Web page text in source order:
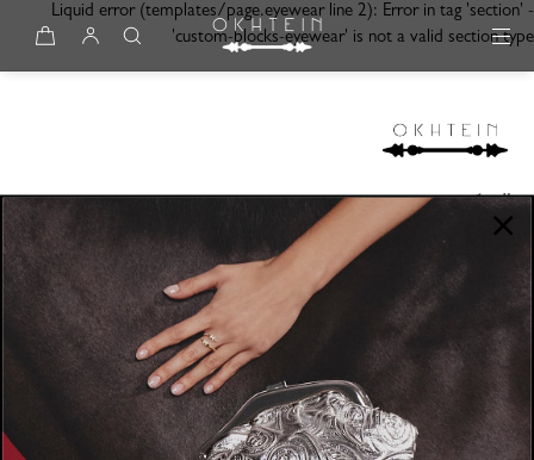
Skip to content
Liquid error (templates/page.eyewear line 2): Error in tag 'section' -
'custom-blocks-eyewear' is not a valid section type
الشركة
عن أُختين
الشروط والأحكام
الأسئلة المتكررة
سياسة الاستبدال والاسترجاع
الصيانة والضمان
خدمة العملاء
النشرة البريدية
Email